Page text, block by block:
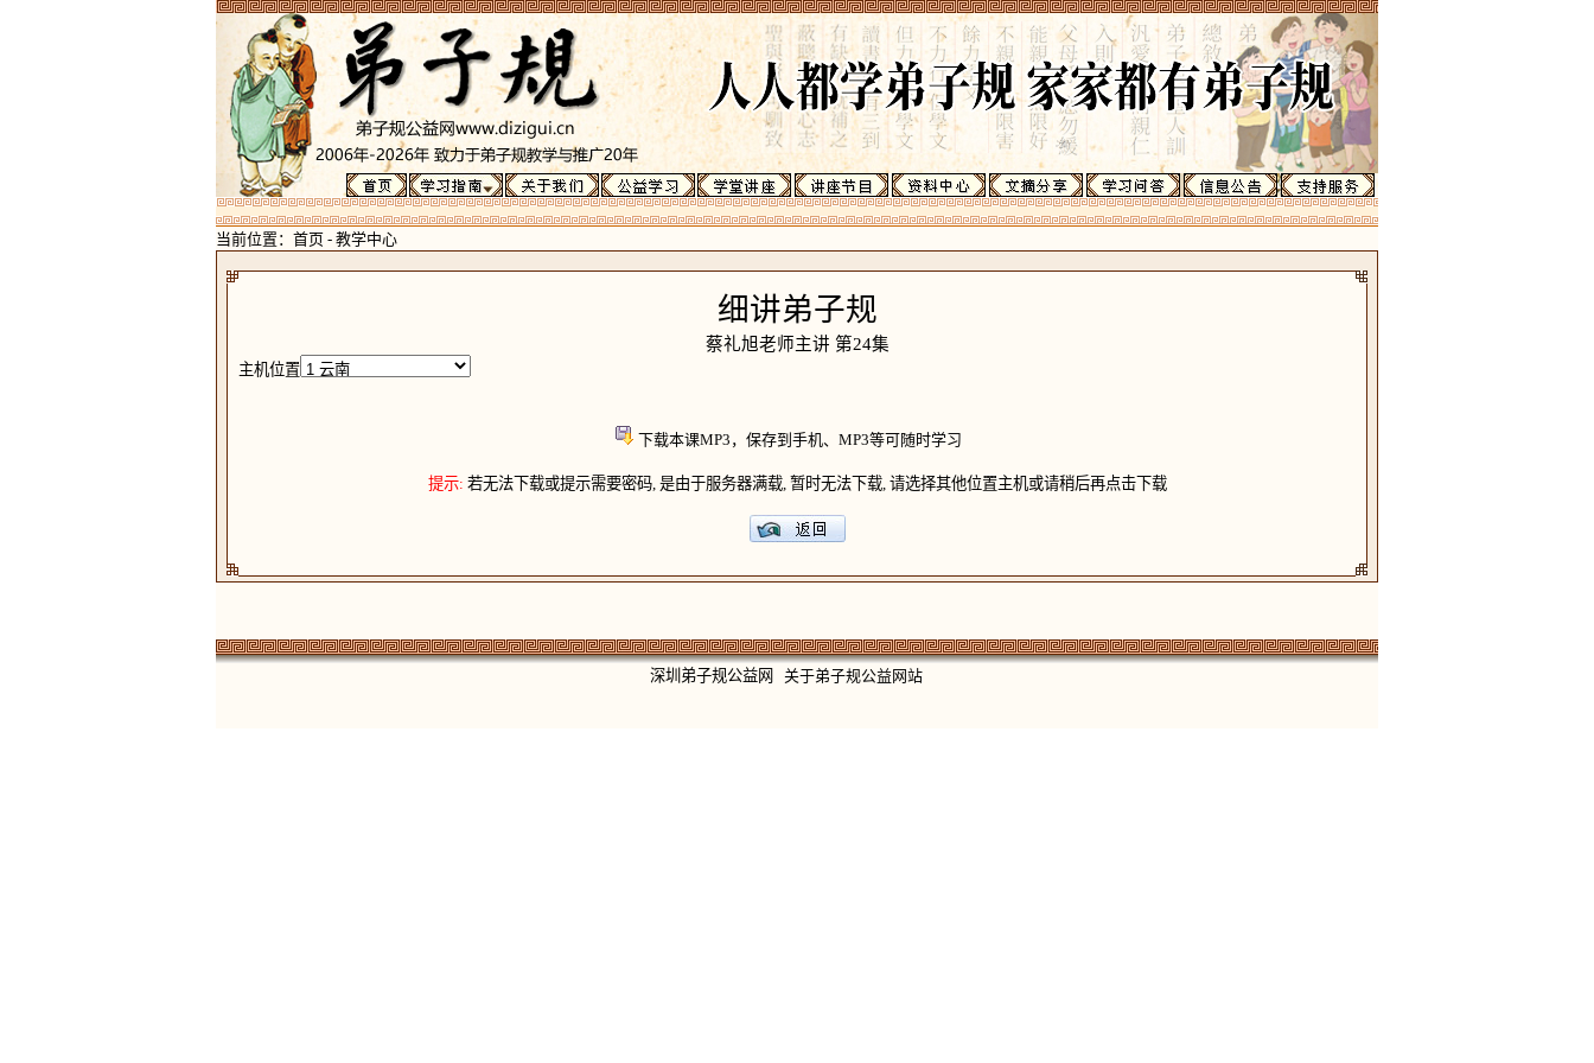
当前位置： 首页 - 教学中心
细讲弟子规
蔡礼旭老师主讲 第24集
主机位置
下载本课MP3，保存到手机、MP3等可随时学习
提示: 若无法下载或提示需要密码, 是由于服务器满载, 暂时无法下载, 请选择其他位置主机或请稍后再点击下载
深圳弟子规公益网 关于弟子规公益网站